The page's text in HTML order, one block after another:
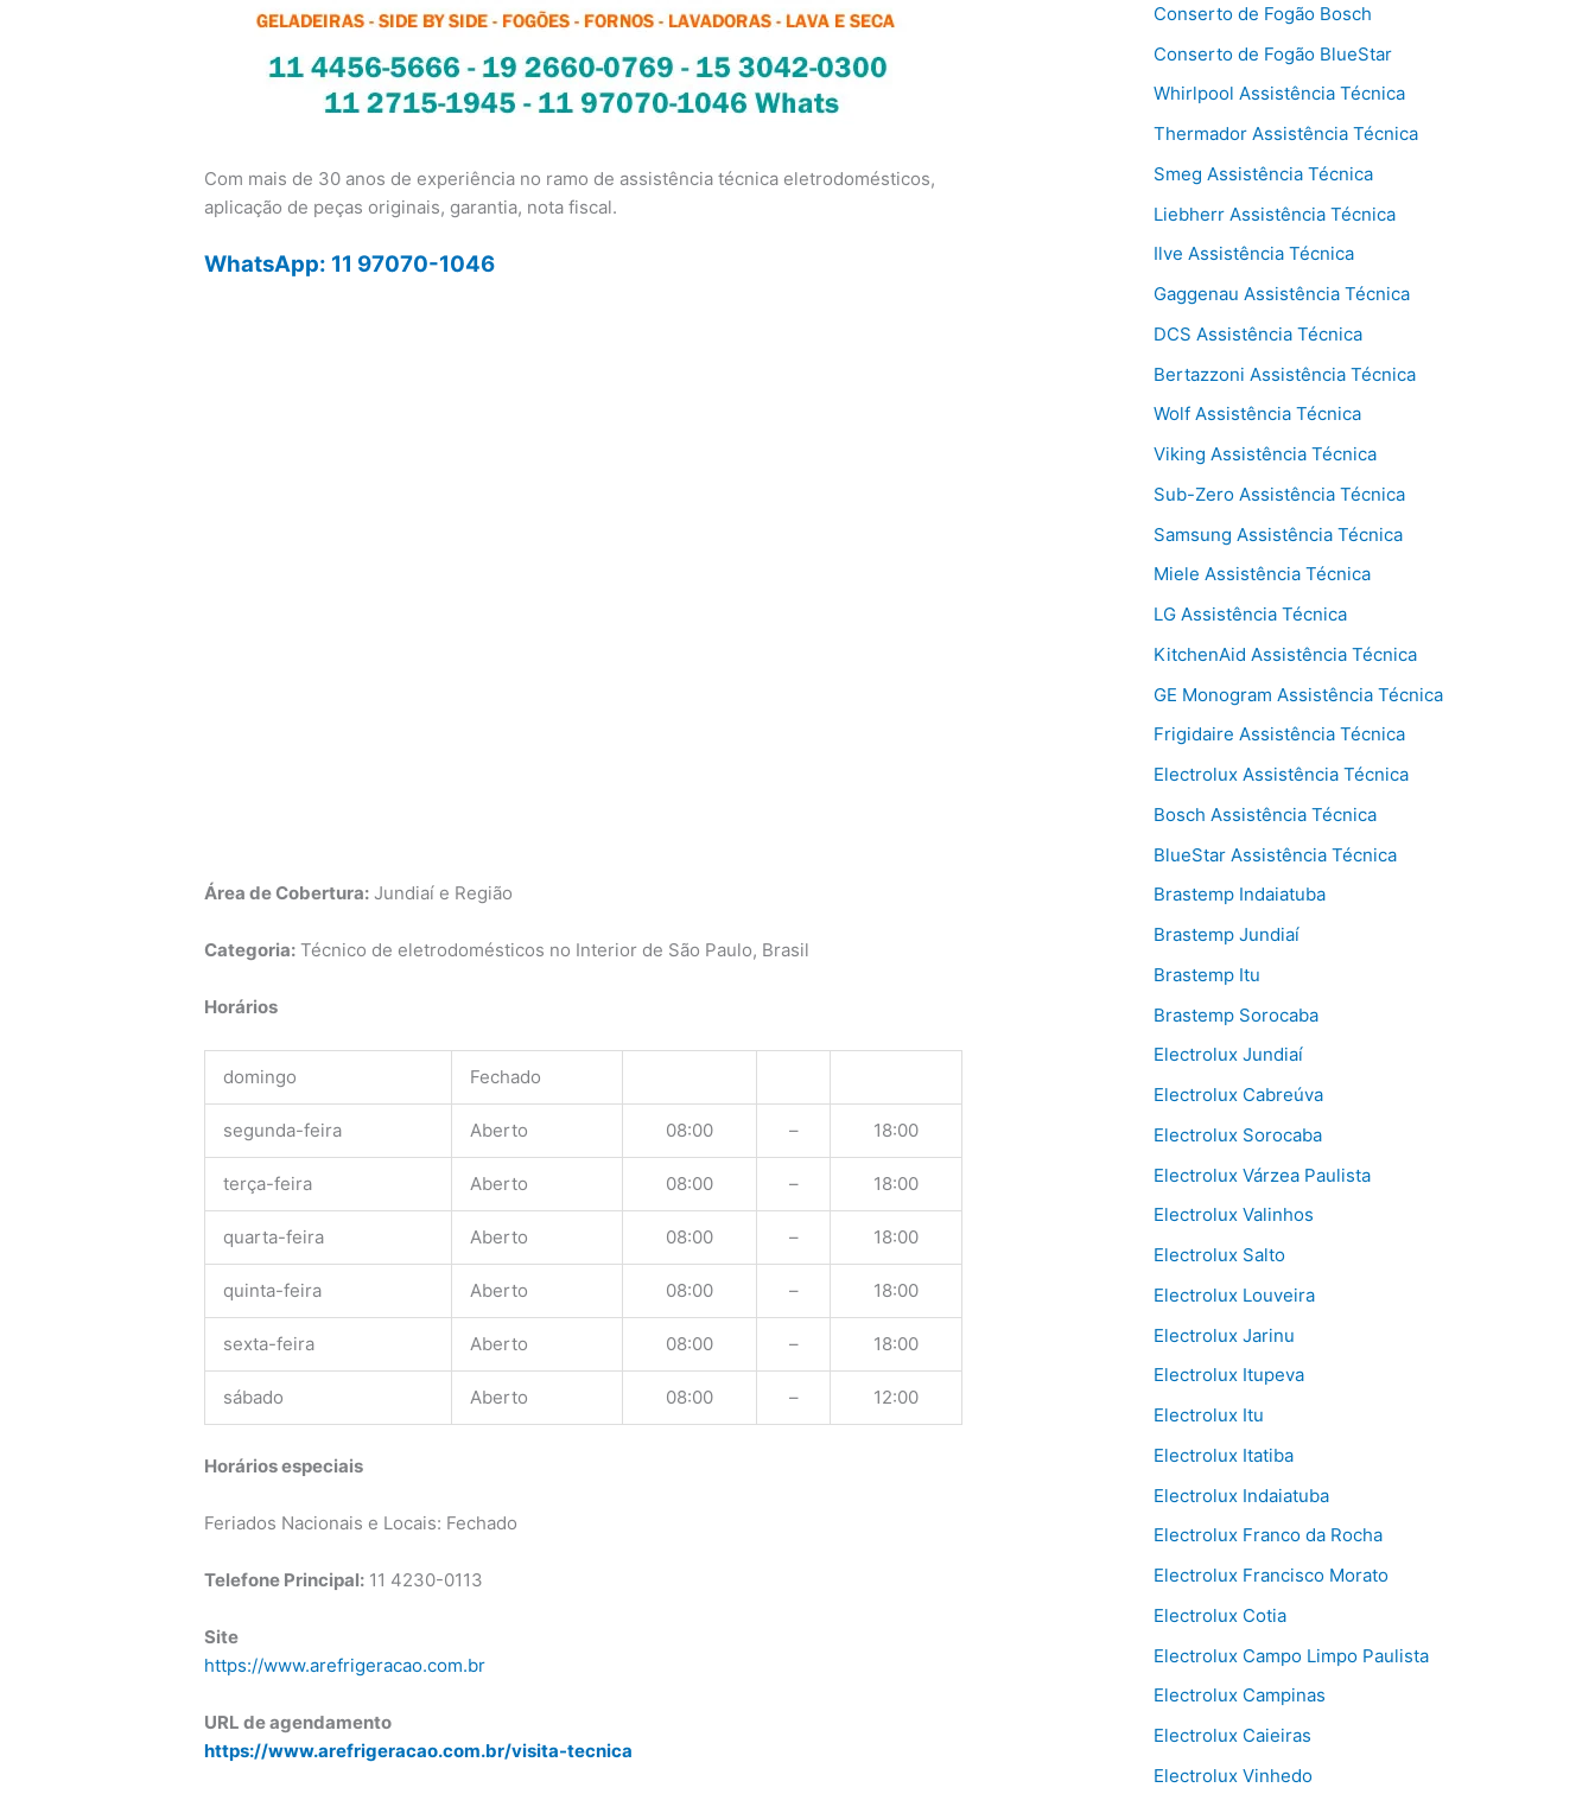
Com mais de 30 anos de experiência no ramo de assistência técnica eletrodomésticos,
aplicação de peças originais, garantia, nota fiscal.
WhatsApp: 11 97070-1046
Área de Cobertura: Jundiaí e Região
Categoria: Técnico de eletrodomésticos no Interior de São Paulo, Brasil
Horários
domingo Fechado
segunda-feira Aberto 08:00 – 18:00
terça-feira Aberto 08:00 – 18:00
quarta-feira Aberto 08:00 – 18:00
quinta-feira Aberto 08:00 – 18:00
sexta-feira Aberto 08:00 – 18:00
sábado Aberto 08:00 – 12:00
Horários especiais
Feriados Nacionais e Locais: Fechado
Telefone Principal: 11 4230-0113
Site
https://www.arefrigeracao.com.br
URL de agendamento
https://www.arefrigeracao.com.br/visita-tecnica
Conserto de Fogão Bosch
Conserto de Fogão BlueStar
Whirlpool Assistência Técnica
Thermador Assistência Técnica
Smeg Assistência Técnica
Liebherr Assistência Técnica
Ilve Assistência Técnica
Gaggenau Assistência Técnica
DCS Assistência Técnica
Bertazzoni Assistência Técnica
Wolf Assistência Técnica
Viking Assistência Técnica
Sub-Zero Assistência Técnica
Samsung Assistência Técnica
Miele Assistência Técnica
LG Assistência Técnica
KitchenAid Assistência Técnica
GE Monogram Assistência Técnica
Frigidaire Assistência Técnica
Electrolux Assistência Técnica
Bosch Assistência Técnica
BlueStar Assistência Técnica
Brastemp Indaiatuba
Brastemp Jundiaí
Brastemp Itu
Brastemp Sorocaba
Electrolux Jundiaí
Electrolux Cabreúva
Electrolux Sorocaba
Electrolux Várzea Paulista
Electrolux Valinhos
Electrolux Salto
Electrolux Louveira
Electrolux Jarinu
Electrolux Itupeva
Electrolux Itu
Electrolux Itatiba
Electrolux Indaiatuba
Electrolux Franco da Rocha
Electrolux Francisco Morato
Electrolux Cotia
Electrolux Campo Limpo Paulista
Electrolux Campinas
Electrolux Caieiras
Electrolux Vinhedo